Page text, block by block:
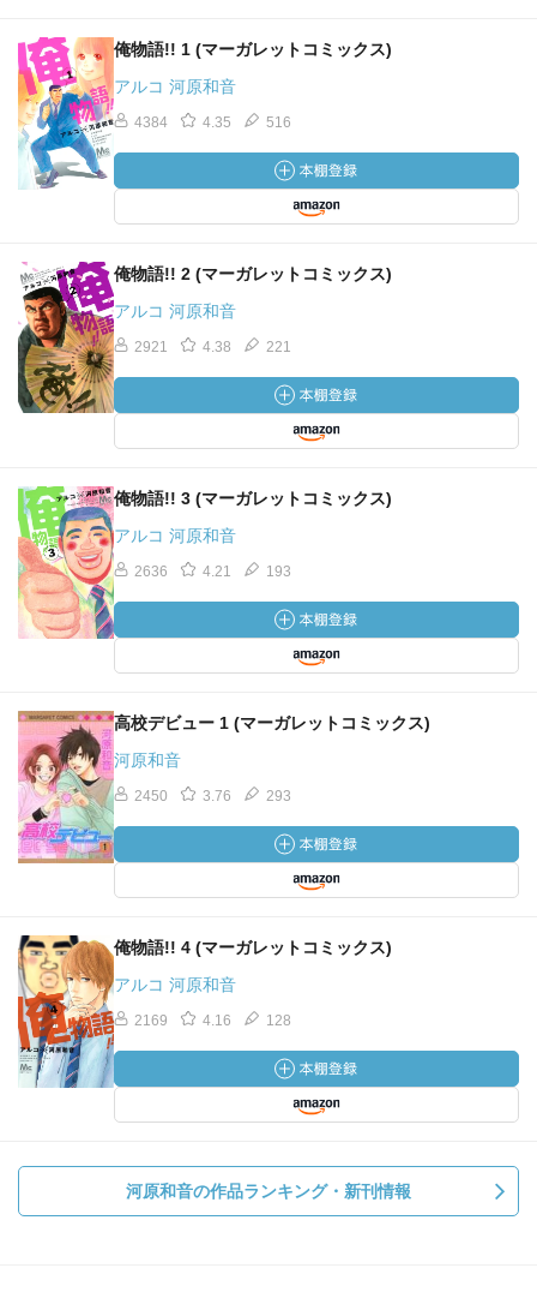
俺物語!! 1 (マーガレットコミックス)
アルコ 河原和音
4384 4.35 516
俺物語!! 2 (マーガレットコミックス)
アルコ 河原和音
2921 4.38 221
俺物語!! 3 (マーガレットコミックス)
アルコ 河原和音
2636 4.21 193
高校デビュー 1 (マーガレットコミックス)
河原和音
2450 3.76 293
俺物語!! 4 (マーガレットコミックス)
アルコ 河原和音
2169 4.16 128
河原和音の作品ランキング・新刊情報